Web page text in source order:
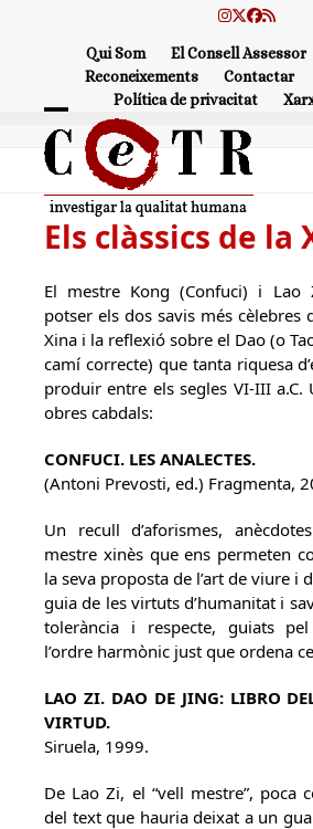
Instagram
Twitter
RSS
Qui Som El Consell Assessor
Reconeixements
Contactar
Política de privacitat
Open
mobile
menu
Close
mobile
menu
Els clàssics de la
El mestre Kong (Confuci) i Lao
potser els dos savis més cèlebres
Xina i la reflexió sobre el Dao (o
camí correcte) que tanta riquesa
produir entre els segles VI-III a.C.
obres cabdals:
CONFUCI. LES ANALECTES.
(Antoni Prevosti, ed.) Fragmenta,
Un recull d’aforismes,
mestre xinès que ens permeten
la seva proposta de l’art de viure i
guia de les virtuts d’humanitat i
tolerància i respecte, guiats
l’ordre harmònic just que ordena
LAO ZI. DAO DE JING: LIBRO
VIRTUD.
Siruela, 1999.
De Lao Zi, el “vell mestre”, poca
del text que hauria deixat a un